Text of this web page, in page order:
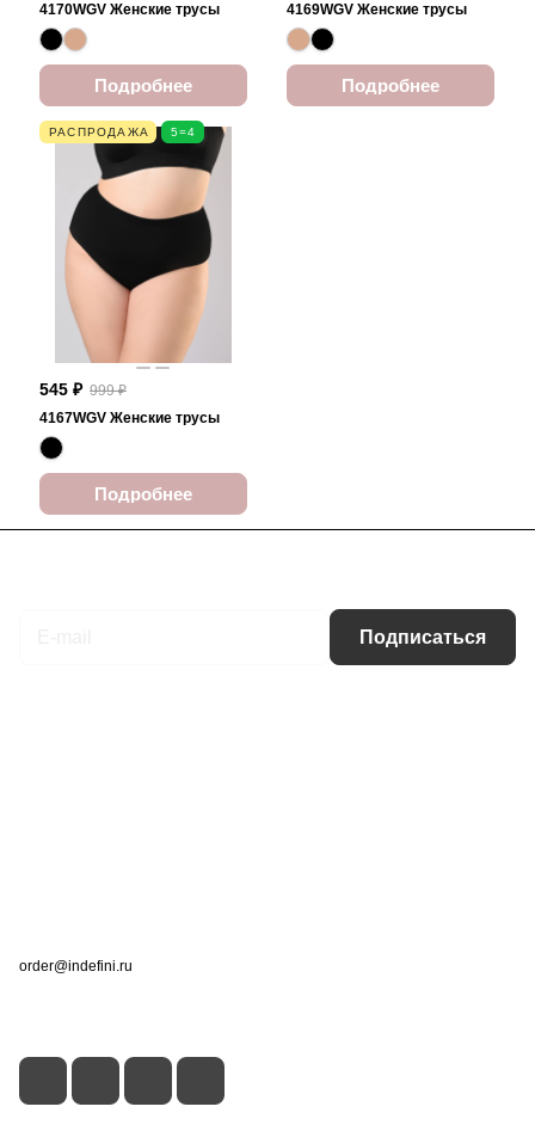
4170WGV Женские трусы
Подробнее
4169WGV Женские трусы
Подробнее
РАСПРОДАЖА 5=4
545 ₽ 999 ₽
4167WGV Женские трусы
Подробнее
Подписаться
order@indefini.ru